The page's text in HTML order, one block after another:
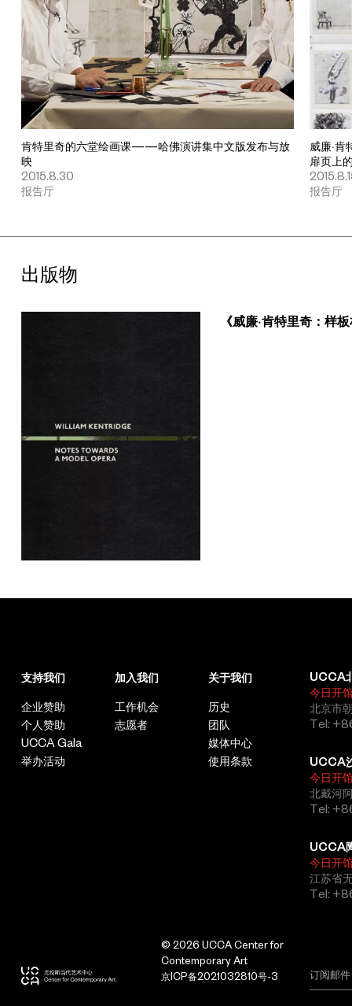
术家刘香成、汪建伟、邱志杰将和UCCA馆长田霏宇一道回顾肯特
里奇从2000年在上海双年展首次亮相以来对中国艺术实践的影
响。随后，肯特里奇带来他的最新演讲“边缘的思考”，讲述把中国
和南非连结起来的审美的、政治的以及哲学的种种联系。“边缘思
考日”在“抽号——菲利普·米勒和威廉·肯特里奇影像音乐会”达到高
潮。这场分为两部分的音乐会由与肯特里奇长期合作的作曲家菲利
普·米勒指挥，其灵感来自一种中国的赌博游戏。在演出中，观众不
仅能欣赏到肯特里奇的录像作品，还能现场聆听到女高音歌唱家安·
玛斯纳以及七位本地的音乐家的声音表演。了解更多与展览相关的
公共项目信息，请关注UCCA官方网站。
关于艺术家
2012年在里约热内卢展出。今年夏天，肯特里奇与阿姆斯特丹的荷
巡演至纽约大都会歌剧院，之后还将巡演至伦敦的英国国家歌剧
院。八频影像装置《愈发柔美之舞蹈》目前正在阿姆斯特丹的EYE
20世纪70年代南非在与安哥拉及莫桑比克边境冲突中使用过的一
种装甲汽车，但在种族隔离式微之际也被用于对抗城镇居民。作品
标题来源于南非一档广播节目，一位白人母亲祝福她参军的儿子
“苏荷电影”系列
从1989年的《约翰内斯堡，巴黎之后第二伟大城市》到2011年的
《他人之颜》，肯特里奇围绕着苏荷·艾克斯坦与菲利克斯·泰特鲍
姆两位虚构人物创作了共10部短篇动画电影。这10部短片均以种族
隔离末期的南非为背景，情节彼此松散地相连，每部电影本身却都
以实业家形象出现的苏荷拥有一处矿产，无限风光地为约翰内斯堡
一直受到良知与健康的双重困扰，并在真相与和解委员会成立后病
倒在床（《主诉史》），在2011年的《他人之颜》中，苏荷回顾并
迪（《流亡中的菲利克斯》）。
苏荷与菲利克斯两个形象交替出现，看似对立的两个个体，实则是
肯特里奇的六堂绘画课——哈佛演讲集中文版发布与放
映
2015.8.30
报告厅
威廉·肯
扉页上
报告厅
出版物
《威廉·肯特里奇：样
支持我们
企业赞助
个人赞助
UCCA Gala
举办活动
加入我们
工作机会
志愿者
关于我们
历史
团队
媒体中心
使用条款
UCCA
今日开
北京市
Tel:
UCCA
今日开
北戴河
Tel:
UCCA
今日开
江苏省
Tel:
© 2026 UCCA Center for
Contemporary Art
京ICP备2021032810号-3